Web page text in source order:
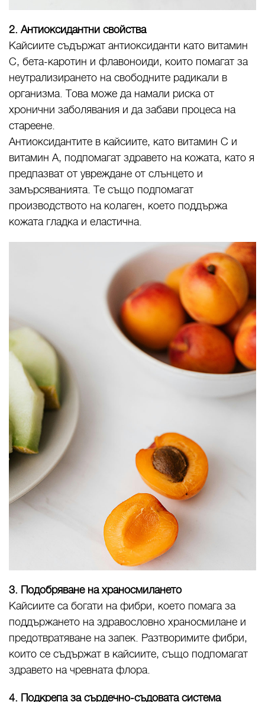
2. Антиоксидантни свойства
Кайсиите съдържат антиоксиданти като витамин
С, бета-каротин и флавоноиди, които помагат за
неутрализирането на свободните радикали в
организма. Това може да намали риска от
хронични заболявания и да забави процеса на
стареене.
Антиоксидантите в кайсиите, като витамин С и
витамин А, подпомагат здравето на кожата, като я
предпазват от увреждане от слънцето и
замърсяванията. Те също подпомагат
производството на колаген, което поддържа
кожата гладка и еластична.
3. Подобряване на храносмилането
Кайсиите са богати на фибри, което помага за
поддържането на здравословно храносмилане и
предотвратяване на запек. Разтворимите фибри,
които се съдържат в кайсиите, също подпомагат
здравето на чревната флора.
4. Подкрепа за сърдечно-съдовата система